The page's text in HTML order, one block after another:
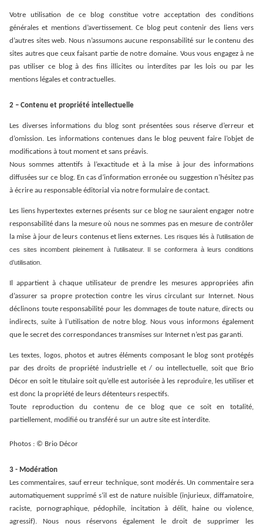
Votre utilisation de ce blog constitue votre acceptation des conditions
générales et mentions d’avertissement. Ce blog peut contenir des liens vers
d’autres sites web. Nous n’assumons aucune responsabilité sur le contenu des
sites autres que ceux faisant partie de notre domaine. Vous vous engagez à ne
pas utiliser ce blog à des fins illicites ou interdites par les lois ou par les
mentions légales et contractuelles.
2 – Contenu et propriété intellectuelle
Les diverses informations du blog sont présentées sous réserve d’erreur et
d’omission. Les informations contenues dans le blog peuvent faire l’objet de
modifications à tout moment et sans préavis.
Nous sommes attentifs à l’exactitude et à la mise à jour des informations
diffusées sur ce blog. En cas d’information erronée ou suggestion n’hésitez pas
à écrire au responsable éditorial via notre formulaire de contact.
Les liens hypertextes externes présents sur ce blog ne sauraient engager notre
responsabilité dans la mesure où nous ne sommes pas en mesure de contrôler
la mise à jour de leurs contenus et liens externes. Les risques liés à l’utilisation de
ces sites incombent pleinement à l’utilisateur. Il se conformera à leurs conditions
d’utilisation.
Il appartient à chaque utilisateur de prendre les mesures appropriées afin
d’assurer sa propre protection contre les virus circulant sur Internet. Nous
déclinons toute responsabilité pour les dommages de toute nature, directs ou
indirects, suite à l’utilisation de notre blog. Nous vous informons également
que le secret des correspondances transmises sur Internet n’est pas garanti.
Les textes, logos, photos et autres éléments composant le blog sont protégés
par des droits de propriété industrielle et / ou intellectuelle, soit que Brio
Décor en soit le titulaire soit qu’elle est autorisée à les reproduire, les utiliser et
est donc la propriété de leurs détenteurs respectifs.
Toute reproduction du contenu de ce blog que ce soit en totalité,
partiellement, modifié ou transféré sur un autre site est interdite.
Photos : © Brio Décor
3 - Modération
Les commentaires, sauf erreur technique, sont modérés. Un commentaire sera
automatiquement supprimé s’il est de nature nuisible (injurieux, diffamatoire,
raciste, pornographique, pédophile, incitation à délit, haine ou violence,
agressif). Nous nous réservons également le droit de supprimer les